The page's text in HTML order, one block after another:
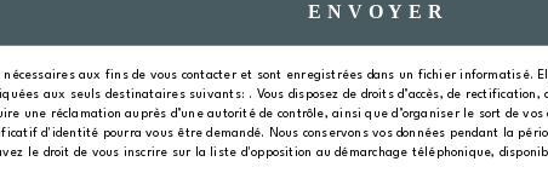
ENVOYER
nécessaires aux fins de vous contacter et sont enregistrées dans un fichier
aux seuls destinataires suivants: . Vous disposez de droits d’accès, de
une réclamation auprès d’une autorité de contrôle, ainsi que d’organiser le sort de
d'identité pourra vous être demandé. Nous conservons vos données pendant la
le droit de vous inscrire sur la liste d'opposition au démarchage téléphonique,